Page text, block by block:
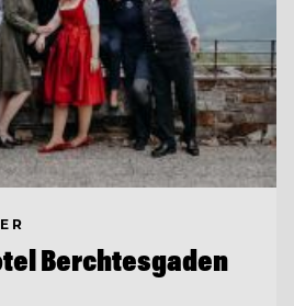
Berchtesgaden